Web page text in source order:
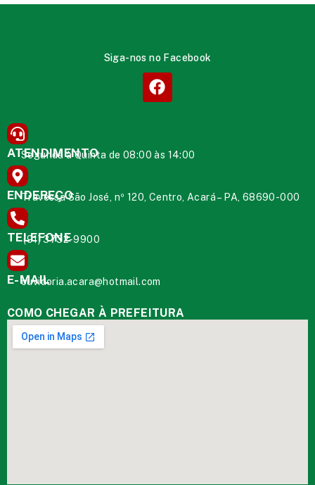
Siga-nos no Facebook
ATENDIMENTO
Segunda à Quinta de 08:00 às 14:00
ENDEREÇO
Travessa São José, nº 120, Centro, Acará – PA, 68690-000
TELEFONE
(91) 3732-9900
E-MAIL
ouvidoria.acara@hotmail.com
COMO CHEGAR À PREFEITURA